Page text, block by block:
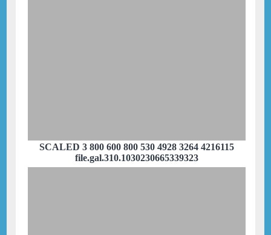
SCALED 3 800 600 800 530 4928 3264 4216115
file.gal.310.1030230665339323